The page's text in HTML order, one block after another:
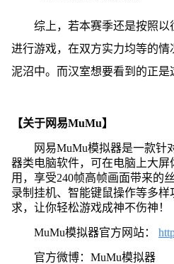
综上，若本赛季还是按照
进行游戏，在双方实力均等的
泥沼中。而汉室想要看到的正是
【关于网易MuMu】
网易MuMu模拟器是一款针
器类电脑软件，可在电脑上大
用，享受240帧高帧画面带来的
录制挂机、智能键鼠操作等多
求，让你轻松游戏成神不伤神！
MuMu模拟器官方网站：
官方微博：MuMu模拟器